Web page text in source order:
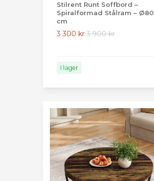
Stilrent Runt Soffbord –
Spiralformad Stålram – Ø80
cm
3 300 kr 3 900 kr
I lager